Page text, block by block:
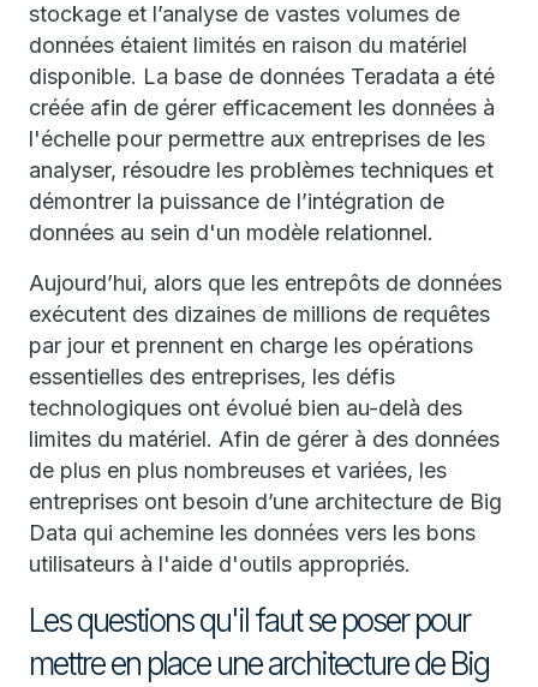
stockage et l’analyse de vastes volumes de
données étaient limités en raison du matériel
disponible. La base de données Teradata a été
créée afin de gérer efficacement les données à
l'échelle pour permettre aux entreprises de les
analyser, résoudre les problèmes techniques et
démontrer la puissance de l’intégration de
données au sein d'un modèle relationnel.
Aujourd’hui, alors que les entrepôts de données
exécutent des dizaines de millions de requêtes
par jour et prennent en charge les opérations
essentielles des entreprises, les défis
technologiques ont évolué bien au-delà des
limites du matériel. Afin de gérer à des données
de plus en plus nombreuses et variées, les
entreprises ont besoin d’une architecture de Big
Data qui achemine les données vers les bons
utilisateurs à l'aide d'outils appropriés.
Les questions qu'il faut se poser pour
mettre en place une architecture de Big